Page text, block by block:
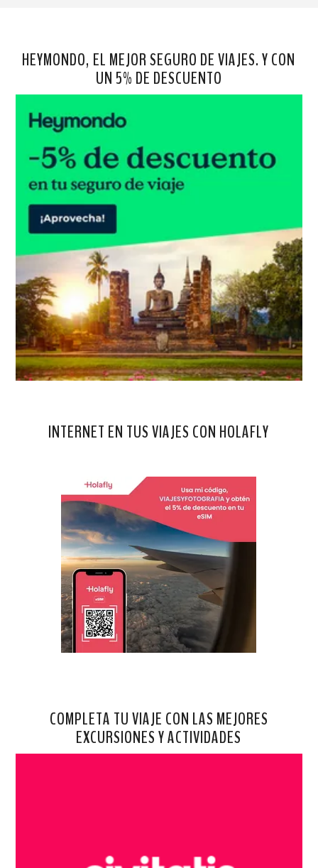
HEYMONDO, EL MEJOR SEGURO DE VIAJES. Y CON
UN 5% DE DESCUENTO
INTERNET EN TUS VIAJES CON HOLAFLY
COMPLETA TU VIAJE CON LAS MEJORES
EXCURSIONES Y ACTIVIDADES